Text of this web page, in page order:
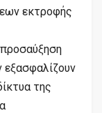
εκτροφής
εξασφαλίζουν
της